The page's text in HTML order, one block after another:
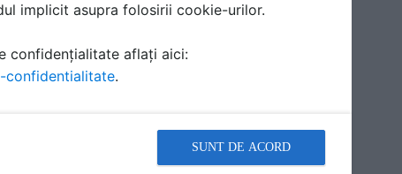
implicit asupra folosirii cookie-urilor.
confidențialitate aflați aici:
confidentialitate.
SUNT DE ACORD